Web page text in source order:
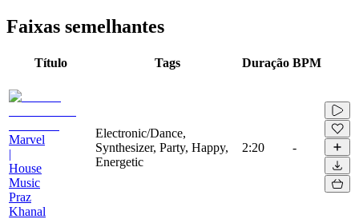
Faixas semelhantes
Título Tags Duração BPM
Marvel
|
House
Music
Praz
Khanal
Electronic/Dance,
Synthesizer, Party, Happy,
Energetic
2:20 -